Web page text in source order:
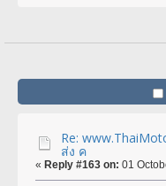
Re:
ส่ง ค
« Reply #163 on: 01